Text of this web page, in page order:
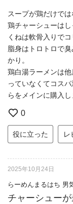
スープが鶏だけで
鶏チャーシューは
くねは軟骨入りで
脂身はトロトロで
かり。
鶏白湯ラーメンは
っていなくてコス
らをメインに購入し
0
役に立った レ
2025年10月24日
らーめんまるはち 男
チャーシューが